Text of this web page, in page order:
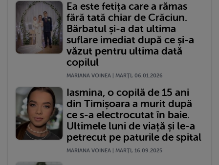
Ea este fetița care a rămas
fără tată chiar de Crăciun.
Bărbatul și-a dat ultima
suflare imediat după ce și-a
văzut pentru ultima dată
copilul
MARIANA VOINEA | MARŢI, 06.01.2026
Iasmina, o copilă de 15 ani
din Timișoara a murit după
ce s-a electrocutat în baie.
Ultimele luni de viață și le-a
petrecut pe paturile de spital
MARIANA VOINEA | MARŢI, 16.09.2025